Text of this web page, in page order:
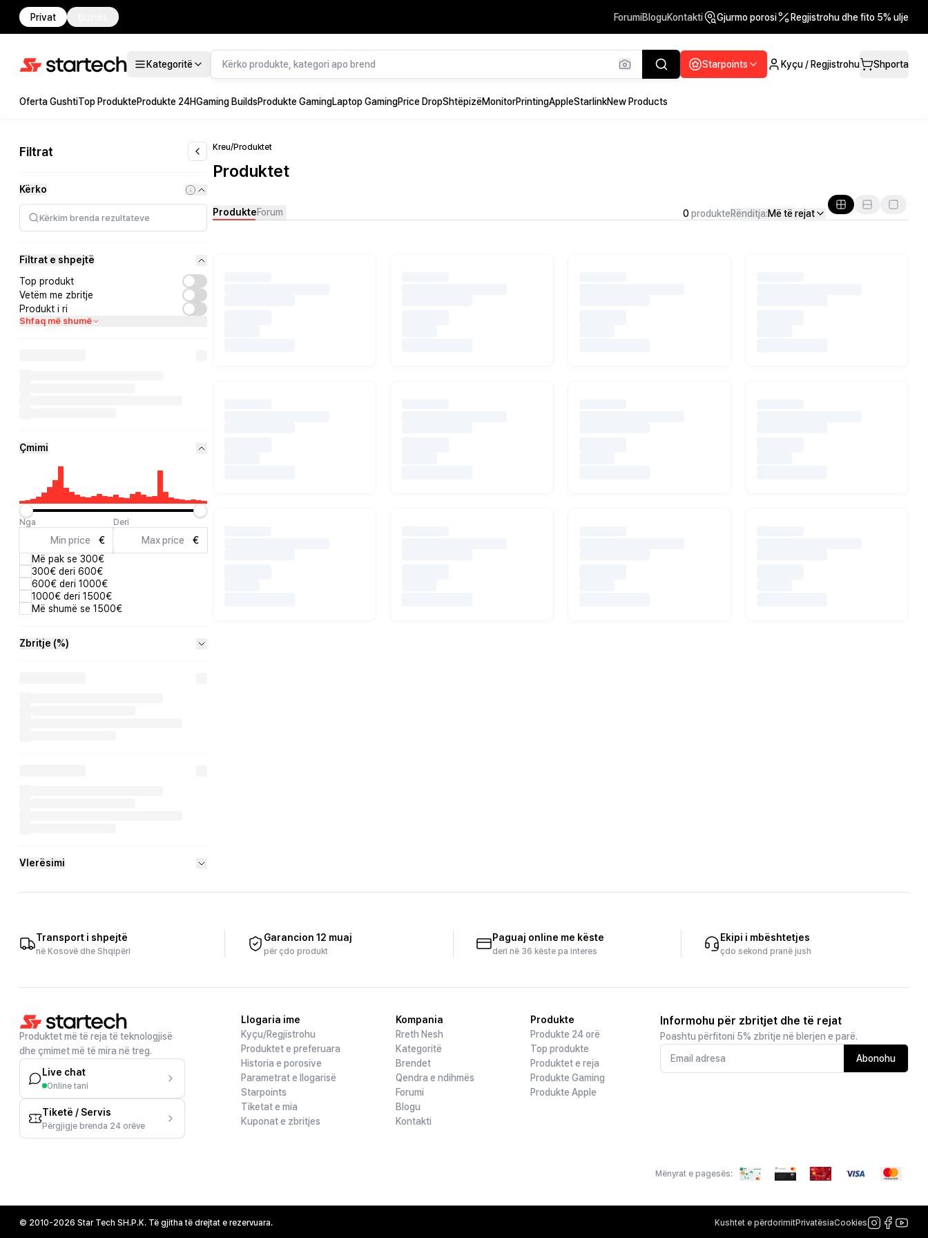
Privat ForumiBloguKontakti Gjurmo porosi Regjistrohu dhe fito 5% ulje
Kategoritë Starpoints Kyçu / Regjistrohu Shporta
Oferta GushtiTop ProdukteProdukte 24HGaming BuildsProdukte GamingLaptop GamingPrice DropShtëpizëMonitorPrintingAppleStarlinkNew Products
Filtrat
Kërko
Filtrat e shpejtë
Top produkt
Vetëm me zbritje
Produkt i ri
Shfaq më shumë
Çmimi
Nga
€
Deri
€
Më pak se 300€
300€ deri 600€
600€ deri 1000€
1000€ deri 1500€
Më shumë se 1500€
Zbritje (%)
Vlerësimi
Kreu/Produktet
Produktet
ProdukteForum 0produkteRënditja:Më të rejat
Transport i shpejtë
në Kosovë dhe Shqipëri
Garancion 12 muaj
për çdo produkt
Paguaj online me këste
deri në 36 këste pa interes
Ekipi i mbështetjes
çdo sekond pranë jush
Produktet më të reja të teknologjisë
dhe çmimet më të mira në treg.
Live chat
Online tani
Tiketë / Servis
Përgjigje brenda 24 orëve
Llogaria ime
Kyçu/Regjistrohu
Produktet e preferuara
Historia e porosive
Parametrat e llogarisë
Starpoints
Tiketat e mia
Kuponat e zbritjes
Kompania
Rreth Nesh
Kategoritë
Brendet
Qendra e ndihmës
Forumi
Blogu
Kontakti
Produkte
Produkte 24 orë
Top produkte
Produktet e reja
Produkte Gaming
Produkte Apple
Informohu për zbritjet dhe të rejat
Poashtu përfitoni 5% zbritje në blerjen e parë.
Abonohu
Mënyrat e pagesës:
© 2010-2026 Star Tech SH.P.K. Të gjitha të drejtat e rezervuara. Kushtet e përdorimitPrivatësiaCookies